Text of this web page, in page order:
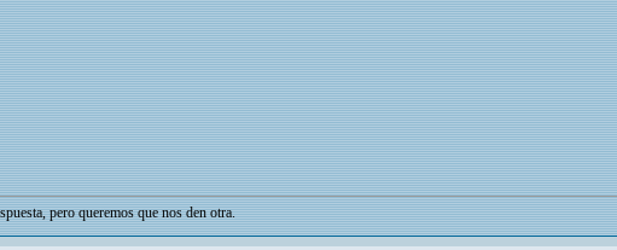
pero queremos que nos den otra.